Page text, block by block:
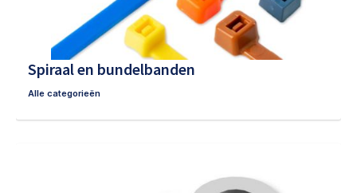
Spiraal en bundelbanden
Alle categorieën